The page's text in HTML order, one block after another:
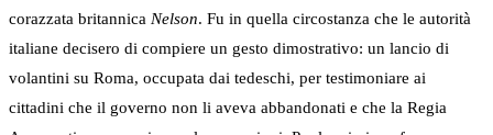
corazzata britannica Nelson. Fu in quella circostanza che le autorità
italiane decisero di compiere un gesto dimostrativo: un lancio di
volantini su Roma, occupata dai tedeschi, per testimoniare ai
cittadini che il governo non li aveva abbandonati e che la Regia